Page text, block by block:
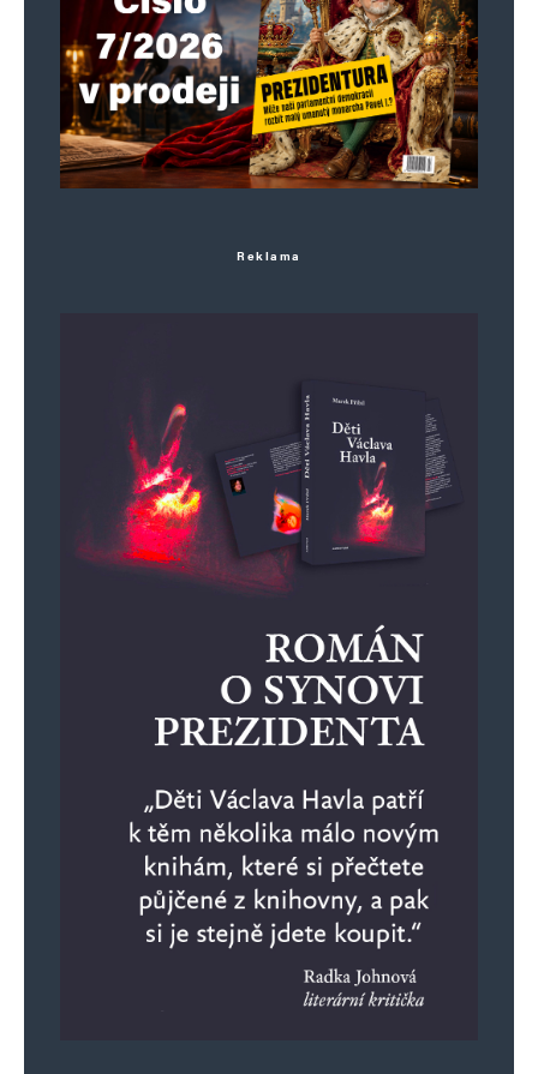
E-mail* Webová stránka
Uložit do prohlížeče jméno, e-mail a webovou stránku pro budoucí
Reklama